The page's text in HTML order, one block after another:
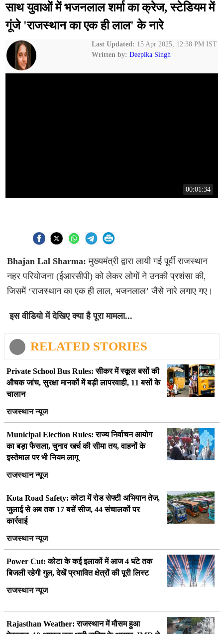
साथ युवाओं में भजनलाल शर्मा का क्रेज, स्टेडियम में
गूंजे 'राजस्थान का एक ही लाल' के नारे
Last Updated: 15 Apr 2025, 12:38 PM IST
Written by: Deepika Singh
00:01:34
Bhajan Lal Sharma:मुख्यमंत्री द्वारा लायी गई पूर्वी राजस्थान
नहर परियोजना (ईआरसीपी) को लेकर लोगों ने उनकी प्रशंसा की,
जिसमें ‘राजस्थान का एक ही लाल, भजनलाल’ जैसे नारे लगाए गए।
इस वीडियो में देखिए क्या है पूरा मामला...
RELATED STORIES
Private School Bus Rules: सीकर में स्कूल बसों की
औचक जांच, सुरक्षा मानकों में बड़ी लापरवाही, 11 बसों के
चालान
राजस्थान न्यूज
Municipal Election Rules: राज्य निर्वाचन आयोग
का बड़ा फैसला, चुनाव खर्च की सीमा तय, वाहनों के
इस्तेमाल पर भी नियम लागू
राजस्थान न्यूज
Kota Road Safety: कोटा में रोड सेफ्टी अभियान तेज,
जुलाई से अब तक 17 बसें सीज, 44 संचालकों पर
कार्रवाई
राजस्थान न्यूज
Power Cut: कोटा के कई इलाकों में आज 4 घंटे तक
बिजली रहेगी गुल, देखें प्रभावित क्षेत्रों की पूरी लिस्ट
राजस्थान न्यूज
Rajasthan Weather: राजस्थान में मौसम हुआ